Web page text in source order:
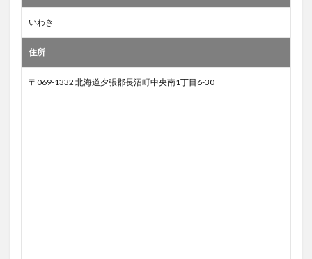
いわき
住所
〒069-1332 北海道夕張郡長沼町中央南1丁目6-30